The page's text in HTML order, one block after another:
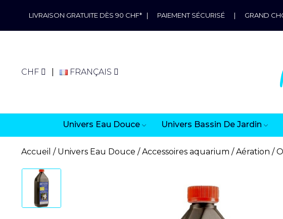
LIVRAISON GRATUITE DÈS 90 CHF* | PAIEMENT SÉCURISÉ | GRAND
CHF FRANÇAIS
Univers Eau Douce Univers Bassin De Jardin
Accueil Univers Eau Douce Accessoires aquarium Aération